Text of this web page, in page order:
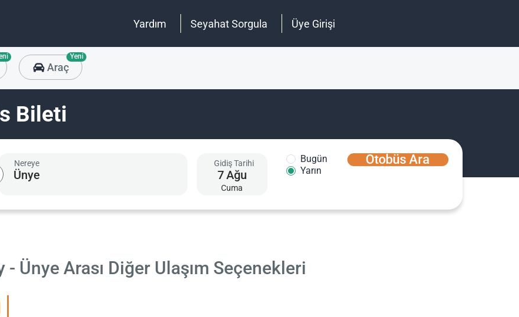
Yardım Seyahat Sorgula Üye Girişi
Araç
Yeni
Bileti
Nereye Gidiş Tarihi
7Ağu
Cuma
Bugün
Yarın
Otobüs Ara
- Ünye Arası Diğer Ulaşım Seçenekleri